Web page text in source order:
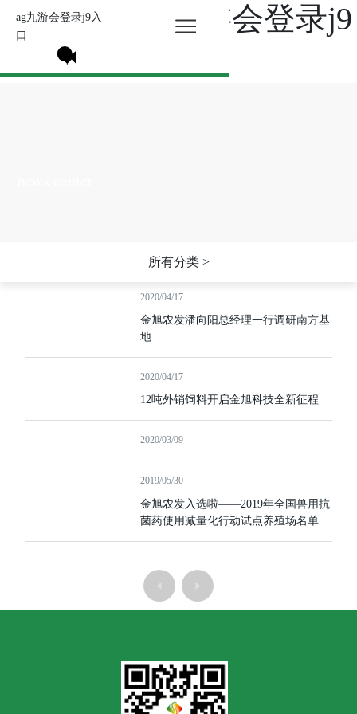
媒体聚焦-ag九游会登录j9
入口
ag九游会登录j9入
口
所有分类 >
2020/04/17
金旭农发潘向阳总经理一行调研南方基
地
2020/04/17
12吨外销饲料开启金旭科技全新征程
2020/03/09
2019/05/30
金旭农发入选啦——2019年全国兽用抗
菌药使用减量化行动试点养殖场名单公